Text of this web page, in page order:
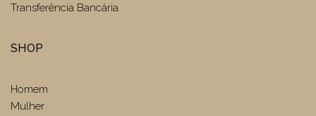
Transferência Bancária
SHOP
Homem
Mulher